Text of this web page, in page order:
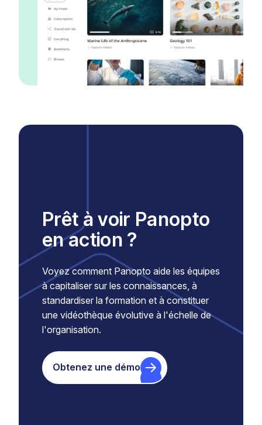
Prêt à voir Panopto
en action ?
Voyez comment Panopto aide les équipes
à capitaliser sur les connaissances, à
standardiser la formation et à constituer
une vidéothèque évolutive à l'échelle de
l'organisation.
Obtenez une démo